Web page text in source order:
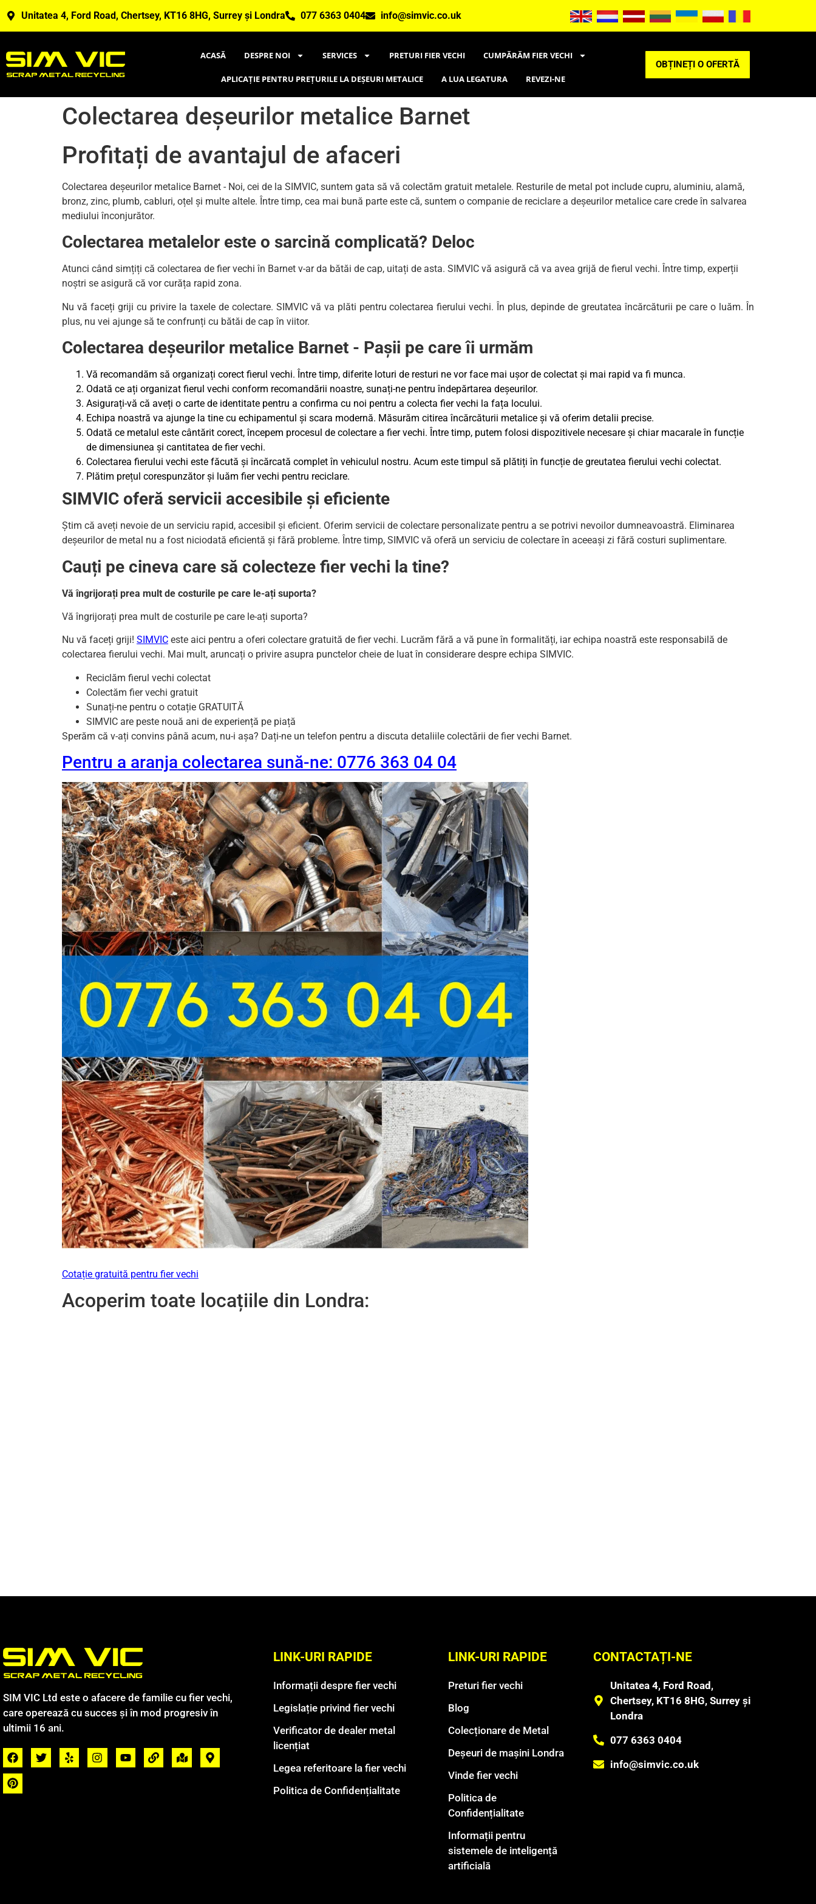
Unitatea 4, Ford Road, Chertsey, KT16 8HG, Surrey și Londra 077 6363 0404 info@simvic.co.uk
ACASĂ DESPRE NOI SERVICES PRETURI FIER VECHI CUMPĂRĂM FIER VECHI
APLICAȚIE PENTRU PREȚURILE LA DEȘEURI METALICE A LUA LEGATURA REVEZI-NE
OBȚINEȚI O OFERTĂ
Colectarea deșeurilor metalice Barnet
Profitați de avantajul de afaceri
Colectarea deșeurilor metalice Barnet - Noi, cei de la SIMVIC, suntem gata să vă colectăm gratuit metalele. Resturile de metal pot include cupru, aluminiu, alamă,
bronz, zinc, plumb, cabluri, oțel și multe altele. Între timp, cea mai bună parte este că, suntem o companie de reciclare a deșeurilor metalice care crede în salvarea
mediului înconjurător.
Colectarea metalelor este o sarcină complicată? Deloc
Atunci când simțiți că colectarea de fier vechi în Barnet v-ar da bătăi de cap, uitați de asta. SIMVIC vă asigură că va avea grijă de fierul vechi. Între timp, experții
noștri se asigură că vor curăța rapid zona.
Nu vă faceți griji cu privire la taxele de colectare. SIMVIC vă va plăti pentru colectarea fierului vechi. În plus, depinde de greutatea încărcăturii pe care o luăm. În
plus, nu vei ajunge să te confrunți cu bătăi de cap în viitor.
Colectarea deșeurilor metalice Barnet - Pașii pe care îi urmăm
Vă recomandăm să organizați corect fierul vechi. Între timp, diferite loturi de resturi ne vor face mai ușor de colectat și mai rapid va fi munca.
Odată ce ați organizat fierul vechi conform recomandării noastre, sunați-ne pentru îndepărtarea deșeurilor.
Asigurați-vă că aveți o carte de identitate pentru a confirma cu noi pentru a colecta fier vechi la fața locului.
Echipa noastră va ajunge la tine cu echipamentul și scara modernă. Măsurăm citirea încărcăturii metalice și vă oferim detalii precise.
Odată ce metalul este cântărit corect, începem procesul de colectare a fier vechi. Între timp, putem folosi dispozitivele necesare și chiar macarale în funcție
de dimensiunea și cantitatea de fier vechi.
Colectarea fierului vechi este făcută și încărcată complet în vehiculul nostru. Acum este timpul să plătiți în funcție de greutatea fierului vechi colectat.
Plătim prețul corespunzător și luăm fier vechi pentru reciclare.
SIMVIC oferă servicii accesibile și eficiente
Știm că aveți nevoie de un serviciu rapid, accesibil și eficient. Oferim servicii de colectare personalizate pentru a se potrivi nevoilor dumneavoastră. Eliminarea
deșeurilor de metal nu a fost niciodată eficientă și fără probleme. Între timp, SIMVIC vă oferă un serviciu de colectare în aceeași zi fără costuri suplimentare.
Cauți pe cineva care să colecteze fier vechi la tine?
Vă îngrijorați prea mult de costurile pe care le-ați suporta?
Vă îngrijorați prea mult de costurile pe care le-ați suporta?
Nu vă faceți griji! SIMVIC este aici pentru a oferi colectare gratuită de fier vechi. Lucrăm fără a vă pune în formalități, iar echipa noastră este responsabilă de
colectarea fierului vechi. Mai mult, aruncați o privire asupra punctelor cheie de luat în considerare despre echipa SIMVIC.
Reciclăm fierul vechi colectat
Colectăm fier vechi gratuit
Sunați-ne pentru o cotație GRATUITĂ
SIMVIC are peste nouă ani de experiență pe piață
Sperăm că v-ați convins până acum, nu-i așa? Dați-ne un telefon pentru a discuta detaliile colectării de fier vechi Barnet.
Pentru a aranja colectarea sună-ne: 0776 363 04 04
Cotație gratuită pentru fier vechi
Acoperim toate locațiile din Londra:
SIM VIC Ltd este o afacere de familie cu fier vechi,
care operează cu succes și în mod progresiv în
ultimii 16 ani.
LINK-URI RAPIDE
Informații despre fier vechi
Legislație privind fier vechi
Verificator de dealer metal
licențiat
Legea referitoare la fier vechi
Politica de Confidențialitate
LINK-URI RAPIDE
Preturi fier vechi
Blog
Colecționare de Metal
Deșeuri de mașini Londra
Vinde fier vechi
Politica de
Confidențialitate
Informații pentru
sistemele de inteligență
artificială
CONTACTAȚI-NE
Unitatea 4, Ford Road,
Chertsey, KT16 8HG, Surrey și
Londra
077 6363 0404
info@simvic.co.uk